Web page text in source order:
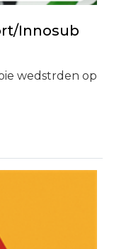
Innosub
wedstrden op